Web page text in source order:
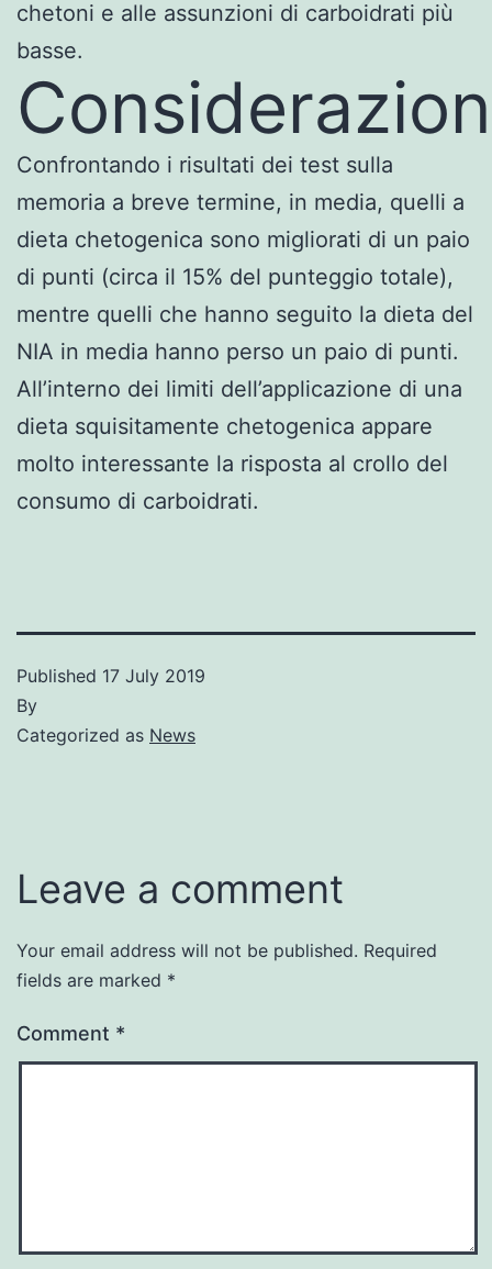
chetoni e alle assunzioni di carboidrati più
basse.
Confrontando i risultati dei test sulla
memoria a breve termine, in media, quelli a
dieta chetogenica sono migliorati di un paio
di punti (circa il 15% del punteggio totale),
mentre quelli che hanno seguito la dieta del
NIA in media hanno perso un paio di punti.
All’interno dei limiti dell’applicazione di una
dieta squisitamente chetogenica appare
molto interessante la risposta al crollo del
consumo di carboidrati.
Published 17 July 2019
By
Categorized as News
Leave a comment
Your email address will not be published. Required
fields are marked *
Comment *